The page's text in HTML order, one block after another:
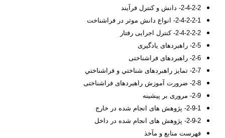
2-4-2-2- دانش و کنترل فرآیند
2-4-2-2-1- انواع دانش موثر در فراشناخت
2-4-2-2-2- کنترل اجرایی رفتار
2-5- راهبردهای یادگیری
2-6- راهبردهای فراشناختی
2-7- تمایز راهبردهای شناختي و فراشناختي
2-8- ضرورت آموزش راهبردهای فراشناختی
2-9- مروری بر پیشینه
2-9-1- پژوهش های انجام شده در خارج
2-9-2- پژوهش های انجام شده در داخل
فهرست منابع و مآخذ